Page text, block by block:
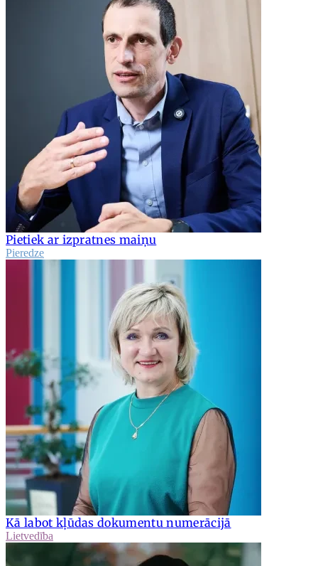
Pietiek ar izpratnes maiņu
Pieredze
Kā labot kļūdas dokumentu numerācijā
Lietvedība